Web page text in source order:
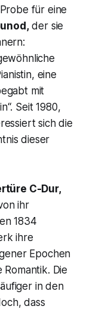
für eine
der sie
eine
mit
“. Seit 1980,
sich die
dieser
C-Dur,
ihr
1834
ihre
Epochen
Die
in den
dass